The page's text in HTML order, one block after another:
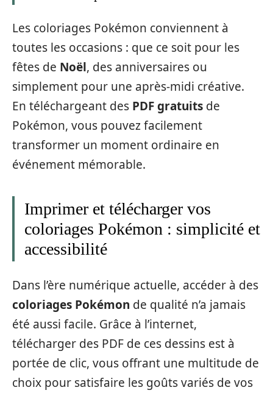
Les coloriages Pokémon conviennent à
toutes les occasions : que ce soit pour les
fêtes de Noël, des anniversaires ou
simplement pour une après-midi créative.
En téléchargeant des PDF gratuits de
Pokémon, vous pouvez facilement
transformer un moment ordinaire en
événement mémorable.
Imprimer et télécharger vos
coloriages Pokémon : simplicité et
accessibilité
Dans l’ère numérique actuelle, accéder à des
coloriages Pokémon de qualité n’a jamais
été aussi facile. Grâce à l’internet,
télécharger des PDF de ces dessins est à
portée de clic, vous offrant une multitude de
choix pour satisfaire les goûts variés de vos